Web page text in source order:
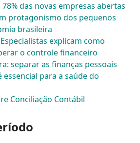
das novas empresas abertas
protagonismo dos pequenos
brasileira
explicam como
o controle financeiro
separar as finanças pessoais
essencial para a saúde do
Conciliação Contábil